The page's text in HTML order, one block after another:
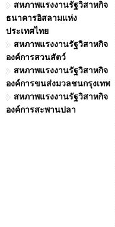
สหภาพแรงงานรัฐวิสาหกิจ
ธนาคารอิสลามแห่ง
ประเทศไทย
สหภาพแรงงานรัฐวิสาหกิจ
องค์การสวนสัตว์
สหภาพแรงงานรัฐวิสาหกิจ
องค์การขนส่งมวลชนกรุงเทพ
สหภาพแรงงานรัฐวิสาหกิจ
องค์การสะพานปลา